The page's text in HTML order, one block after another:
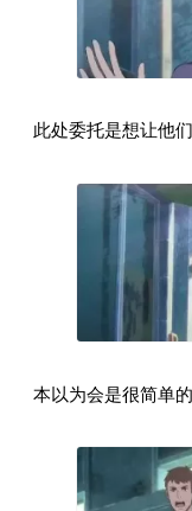
此处委托是想让他
本以为会是很简单